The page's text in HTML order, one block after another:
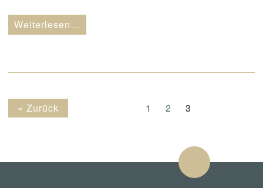
Weiterlesen…
« Zurück 1 2 3